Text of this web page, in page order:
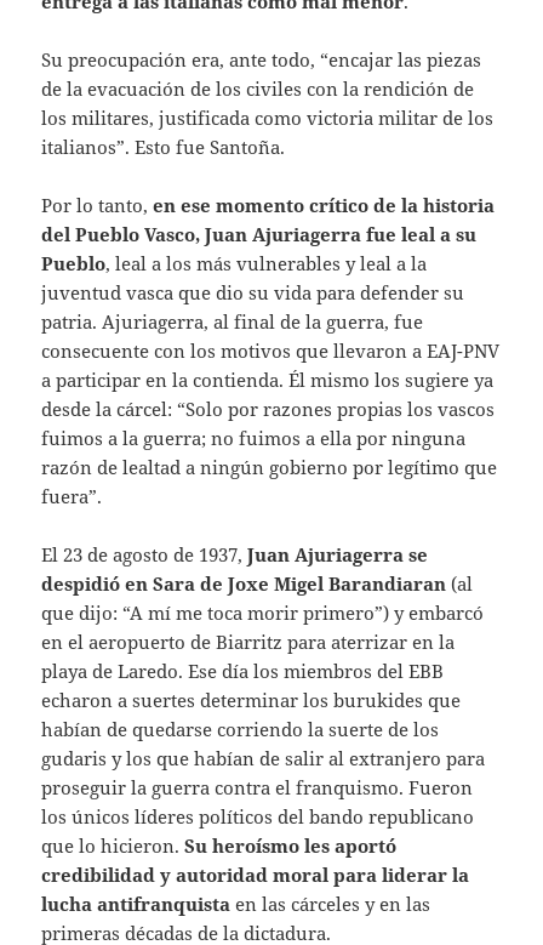
Su preocupación era, ante todo, “encajar las piezas
de la evacuación de los civiles con la rendición de
los militares, justificada como victoria militar de los
italianos”. Esto fue Santoña.
Por lo tanto,en ese momento crítico de la historia
del Pueblo Vasco, Juan Ajuriagerra fue leal a su
Pueblo, leal a los más vulnerables y leal a la
juventud vasca que dio su vida para defender su
patria. Ajuriagerra, al final de la guerra, fue
consecuente con los motivos que llevaron a EAJ-PNV
a participar en la contienda. Él mismo los sugiere ya
desde la cárcel: “Solo por razones propias los vascos
fuimos a la guerra; no fuimos a ella por ninguna
razón de lealtad a ningún gobierno por legítimo que
fuera”.
El 23 de agosto de 1937,Juan Ajuriagerra se
despidió en Sara de Joxe Migel Barandiaran (al
que dijo: “A mí me toca morir primero”) y embarcó
en el aeropuerto de Biarritz para aterrizar en la
playa de Laredo. Ese día los miembros del EBB
echaron a suertes determinar los burukides que
habían de quedarse corriendo la suerte de los
gudaris y los que habían de salir al extranjero para
proseguir la guerra contra el franquismo. Fueron
los únicos líderes políticos del bando republicano
que lo hicieron.Su heroísmo les aportó
credibilidad y autoridad moral para liderar la
lucha antifranquista en las cárceles y en las
primeras décadas de la dictadura.